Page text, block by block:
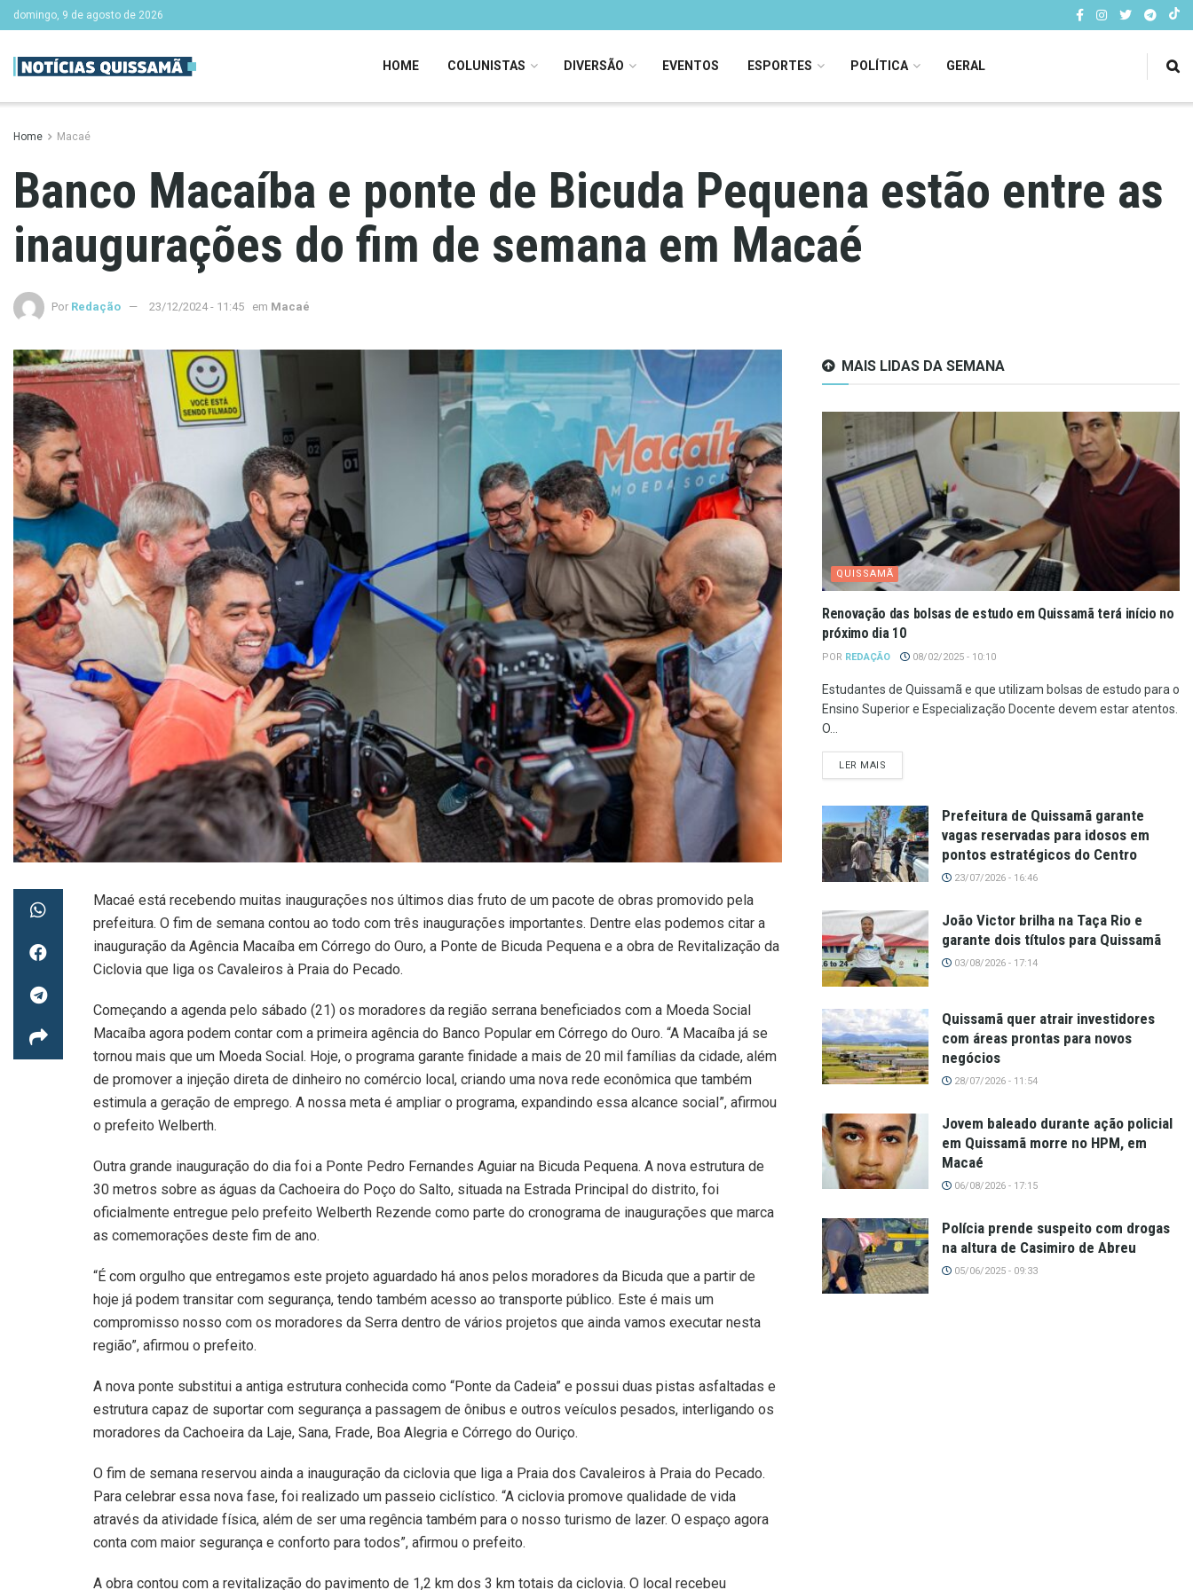
domingo, 9 de agosto de 2026
HOME COLUNISTAS DIVERSÃO EVENTOS ESPORTES POLÍTICA GERAL
Home Macaé
Banco Macaíba e ponte de Bicuda Pequena estão entre as
inaugurações do fim de semana em Macaé
Por Redação 23/12/2024 - 11:45 em Macaé
Macaé está recebendo muitas inaugurações nos últimos dias fruto de um pacote de obras promovido pela
prefeitura. O fim de semana contou ao todo com três inaugurações importantes. Dentre elas podemos citar a
inauguração da Agência Macaíba em Córrego do Ouro, a Ponte de Bicuda Pequena e a obra de Revitalização da
Ciclovia que liga os Cavaleiros à Praia do Pecado.
Começando a agenda pelo sábado (21) os moradores da região serrana beneficiados com a Moeda Social
Macaíba agora podem contar com a primeira agência do Banco Popular em Córrego do Ouro. “A Macaíba já se
tornou mais que um Moeda Social. Hoje, o programa garante finidade a mais de 20 mil famílias da cidade, além
de promover a injeção direta de dinheiro no comércio local, criando uma nova rede econômica que também
estimula a geração de emprego. A nossa meta é ampliar o programa, expandindo essa alcance social”, afirmou
o prefeito Welberth.
Outra grande inauguração do dia foi a Ponte Pedro Fernandes Aguiar na Bicuda Pequena. A nova estrutura de
30 metros sobre as águas da Cachoeira do Poço do Salto, situada na Estrada Principal do distrito, foi
oficialmente entregue pelo prefeito Welberth Rezende como parte do cronograma de inaugurações que marca
as comemorações deste fim de ano.
“É com orgulho que entregamos este projeto aguardado há anos pelos moradores da Bicuda que a partir de
hoje já podem transitar com segurança, tendo também acesso ao transporte público. Este é mais um
compromisso nosso com os moradores da Serra dentro de vários projetos que ainda vamos executar nesta
região”, afirmou o prefeito.
A nova ponte substitui a antiga estrutura conhecida como “Ponte da Cadeia” e possui duas pistas asfaltadas e
estrutura capaz de suportar com segurança a passagem de ônibus e outros veículos pesados, interligando os
moradores da Cachoeira da Laje, Sana, Frade, Boa Alegria e Córrego do Ouriço.
O fim de semana reservou ainda a inauguração da ciclovia que liga a Praia dos Cavaleiros à Praia do Pecado.
Para celebrar essa nova fase, foi realizado um passeio ciclístico. “A ciclovia promove qualidade de vida
através da atividade física, além de ser uma regência também para o nosso turismo de lazer. O espaço agora
conta com maior segurança e conforto para todos”, afirmou o prefeito.
A obra contou com a revitalização do pavimento de 1,2 km dos 3 km totais da ciclovia. O local recebeu
MAIS LIDAS DA SEMANA
QUISSAMÃ
Renovação das bolsas de estudo em Quissamã terá início no
próximo dia 10
POR REDAÇÃO 08/02/2025 - 10:10
Estudantes de Quissamã e que utilizam bolsas de estudo para o
Ensino Superior e Especialização Docente devem estar atentos.
O...
LER MAIS
Prefeitura de Quissamã garante
vagas reservadas para idosos em
pontos estratégicos do Centro
23/07/2026 - 16:46
João Victor brilha na Taça Rio e
garante dois títulos para Quissamã
03/08/2026 - 17:14
Quissamã quer atrair investidores
com áreas prontas para novos
negócios
28/07/2026 - 11:54
Jovem baleado durante ação policial
em Quissamã morre no HPM, em
Macaé
06/08/2026 - 17:15
Polícia prende suspeito com drogas
na altura de Casimiro de Abreu
05/06/2025 - 09:33